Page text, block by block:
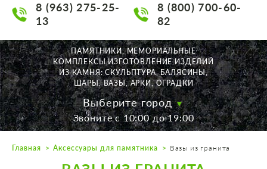
НАШИ РАБОТЫ
АКЦИИ
ДОСТАВКА
КОНТАКТЫ
K2532513@yandex.ru
8 (963) 275-25-
13
8 (800) 700-60-
82
ПАМЯТНИКИ, МЕМОРИАЛЬНЫЕ
КОМПЛЕКСЫ,ИЗГОТОВЛЕНИЕ ИЗДЕЛИЙ
ИЗ КАМНЯ: СКУЛЬПТУРА, БАЛЯСИНЫ,
ШАРЫ, ВАЗЫ, АРКИ, ОГРАДКИ
Выберите город
Звоните с 10:00 до 19:00
Главная Аксессуары для памятника Вазы из гранита